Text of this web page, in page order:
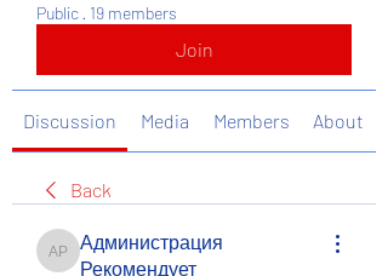
Public · 19 members
Join
Discussion Media Members About
Back
Администрация Рекомендует
Администрация
Рекомендует